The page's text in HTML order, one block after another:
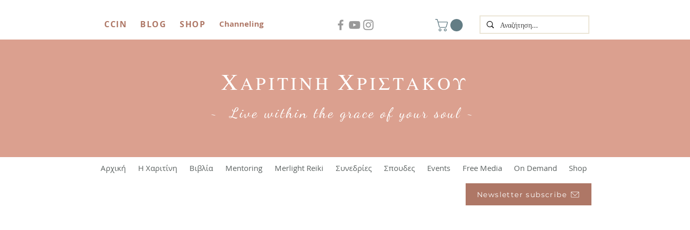
CCIN BLOG SHOP Channeling
ΧΑΡΙΤΙΝΗ ΧΡΙΣΤΑΚΟΥ
~ Live within the grace of your soul ~
Αρχική Η Χαριτίνη Βιβλία Mentoring Merlight Reiki Συνεδρίες Σπουδες Events Free Media On Demand Shop
Newsletter subscribe